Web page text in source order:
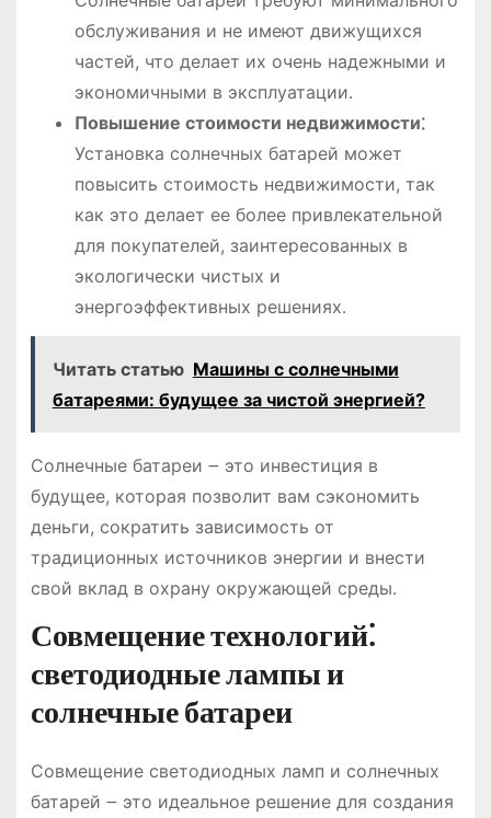
обслуживания и не имеют движущихся
частей, что делает их очень надежными и
экономичными в эксплуатации․
Повышение стоимости недвижимости⁚
Установка солнечных батарей может
повысить стоимость недвижимости, так
как это делает ее более привлекательной
для покупателей, заинтересованных в
экологически чистых и
энергоэффективных решениях․
Читать статью Машины с солнечными
батареями: будущее за чистой энергией?
Солнечные батареи ౼ это инвестиция в
будущее, которая позволит вам сэкономить
деньги, сократить зависимость от
традиционных источников энергии и внести
свой вклад в охрану окружающей среды․
Совмещение технологий⁚
светодиодные лампы и
солнечные батареи
Совмещение светодиодных ламп и солнечных
батарей ౼ это идеальное решение для создания